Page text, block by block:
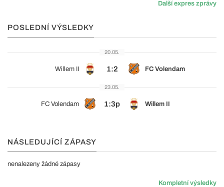
Další expres zprávy
POSLEDNÍ VÝSLEDKY
20.05.
Willem II 1:2 FC Volendam
23.05.
FC Volendam 1:3p Willem II
NÁSLEDUJÍCÍ ZÁPASY
nenalezeny žádné zápasy
Kompletní výsledky